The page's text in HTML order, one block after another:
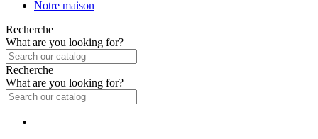
Notre maison
Recherche
What are you looking for?
Recherche
What are you looking for?